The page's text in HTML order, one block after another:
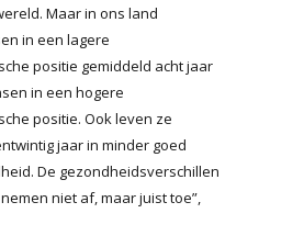
Maar in ons land
in een lagere
positie gemiddeld acht jaar
in een hogere
positie. Ook leven ze
jaar in minder goed
De gezondheidsverschillen
niet af, maar juist toe”,